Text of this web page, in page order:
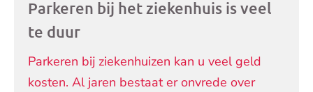
Parkeren bij het ziekenhuis is veel
te duur
Parkeren bij ziekenhuizen kan u veel geld
kosten. Al jaren bestaat er onvrede over